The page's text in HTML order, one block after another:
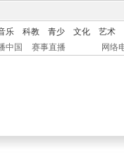
乐 科教 青少 文化
艺术
中国 赛事直播 网络